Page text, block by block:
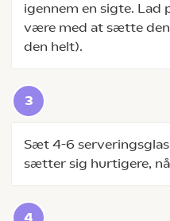
igennem en sigte. Lad
være med at sætte den
den helt).
Sæt 4-6
sætter sig hurtigere,